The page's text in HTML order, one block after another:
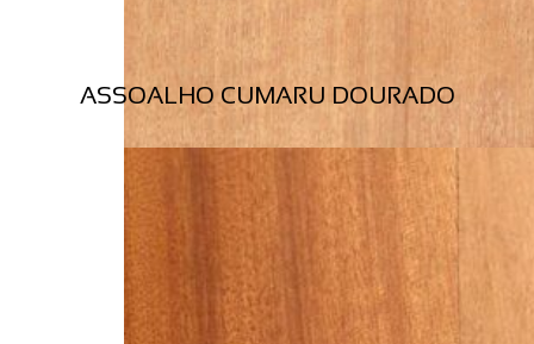
ASSOALHO CUMARU DOURADO